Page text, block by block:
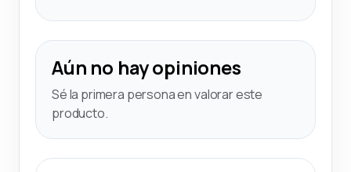
Aún no hay opiniones
Sé la primera persona en valorar este
producto.